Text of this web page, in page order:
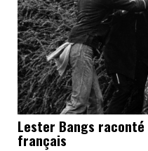
Lester Bangs
français